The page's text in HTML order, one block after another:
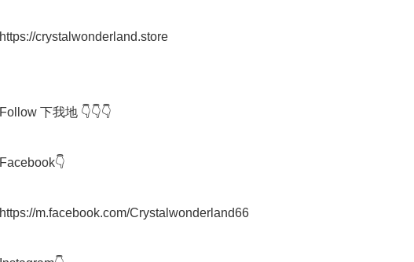
https://crystalwonderland.store
Follow 下我地 👇👇👇
Facebook👇
https://m.facebook.com/Crystalwonderland66